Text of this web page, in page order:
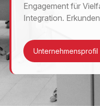
Engagement für
Integration.
Unternehmensprofil